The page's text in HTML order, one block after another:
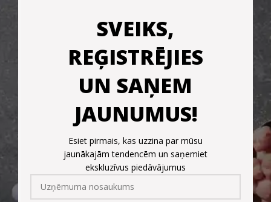
SVEIKS,
REĢISTRĒJIES
UN SAŅEM
JAUNUMUS!
Esiet pirmais, kas uzzina par mūsu
jaunākajām tendencēm un saņemiet
ekskluzīvus piedāvājumus